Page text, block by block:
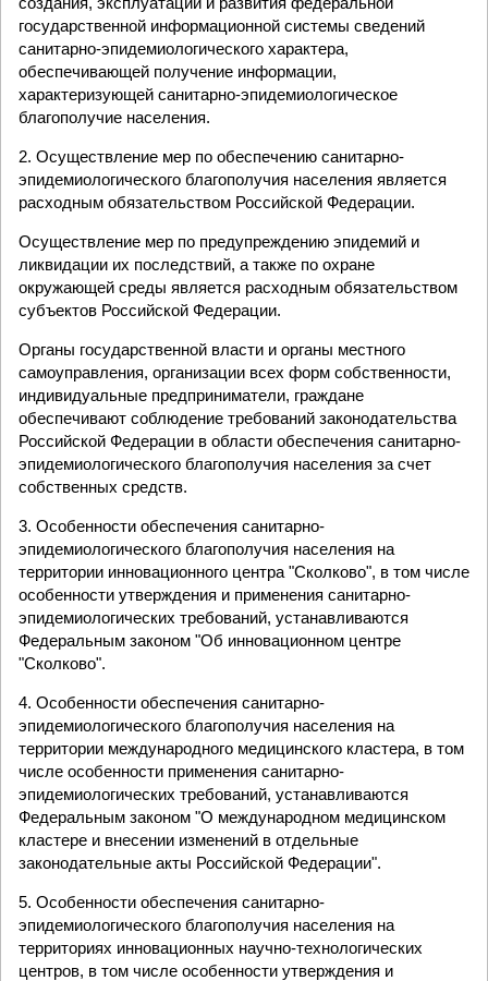
государственной информационной системы сведений
санитарно-эпидемиологического характера,
обеспечивающей получение информации,
характеризующей санитарно-эпидемиологическое
благополучие населения.
2. Осуществление мер по обеспечению санитарно-
эпидемиологического благополучия населения является
расходным обязательством Российской Федерации.
Осуществление мер по предупреждению эпидемий и
ликвидации их последствий, а также по охране
окружающей среды является расходным обязательством
субъектов Российской Федерации.
Органы государственной власти и органы местного
самоуправления, организации всех форм собственности,
индивидуальные предприниматели, граждане
обеспечивают соблюдение требований законодательства
Российской Федерации в области обеспечения санитарно-
эпидемиологического благополучия населения за счет
собственных средств.
3. Особенности обеспечения санитарно-
эпидемиологического благополучия населения на
территории инновационного центра "Сколково", в том числе
особенности утверждения и применения санитарно-
эпидемиологических требований, устанавливаются
Федеральным законом "Об инновационном центре
"Сколково".
4. Особенности обеспечения санитарно-
эпидемиологического благополучия населения на
территории международного медицинского кластера, в том
числе особенности применения санитарно-
эпидемиологических требований, устанавливаются
Федеральным законом "О международном медицинском
кластере и внесении изменений в отдельные
законодательные акты Российской Федерации".
5. Особенности обеспечения санитарно-
эпидемиологического благополучия населения на
территориях инновационных научно-технологических
центров, в том числе особенности утверждения и